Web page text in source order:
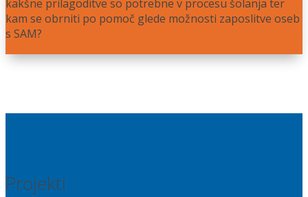
kakšne prilagoditve so potrebne v procesu šolanja ter
kam se obrniti po pomoč glede možnosti zaposlitve oseb
s SAM?
Projekti